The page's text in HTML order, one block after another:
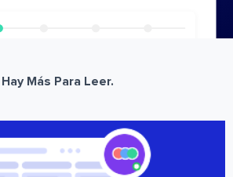
Hay Más Para Leer.